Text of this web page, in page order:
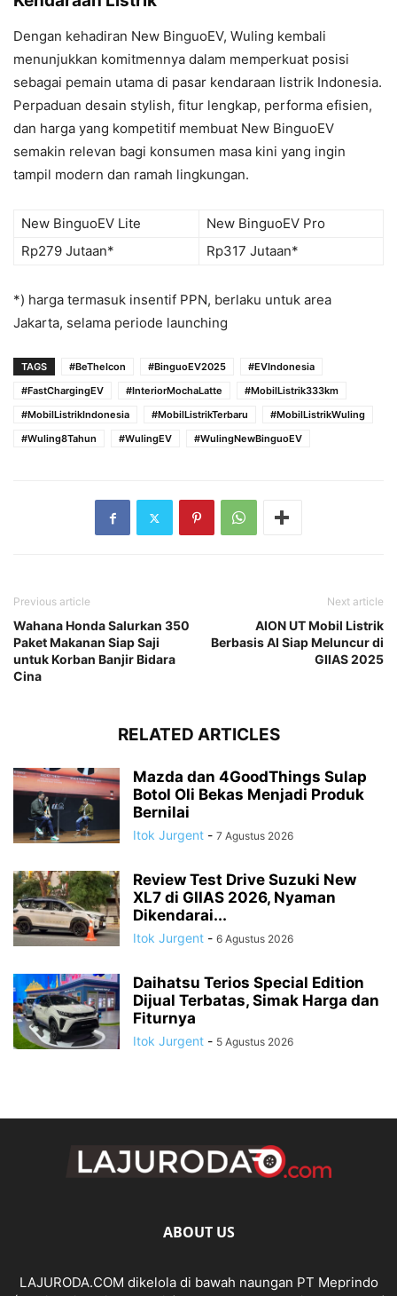
Dengan kehadiran New BinguoEV, Wuling kembali
menunjukkan komitmennya dalam memperkuat posisi
sebagai pemain utama di pasar kendaraan listrik Indonesia.
Perpaduan desain stylish, fitur lengkap, performa efisien,
dan harga yang kompetitif membuat New BinguoEV
semakin relevan bagi konsumen masa kini yang ingin
tampil modern dan ramah lingkungan.
New BinguoEV Lite
New BinguoEV Pro
Rp279 Jutaan*
Rp317 Jutaan*
*) harga termasuk insentif PPN, berlaku untuk area
Jakarta, selama periode launching
TAGS #BeTheIcon #BinguoEV2025
#EVIndonesia
#FastChargingEV
#InteriorMochaLatte
#MobilListrik333km
#MobilListrikIndonesia
#MobilListrikTerbaru
#MobilListrikWuling
#Wuling8Tahun
#WulingEV #WulingNewBinguoEV
Previous article
Wahana Honda Salurkan 350
Paket Makanan Siap Saji
untuk Korban Banjir Bidara
Cina
Next article
AION UT Mobil Listrik
Berbasis AI Siap Meluncur di
GIIAS 2025
RELATED ARTICLES
Mazda dan 4GoodThings Sulap
Botol Oli Bekas Menjadi Produk
Bernilai
Itok Jurgent - 7 Agustus 2026
Review Test Drive Suzuki New
XL7 di GIIAS 2026, Nyaman
Dikendarai...
Itok Jurgent - 6 Agustus 2026
Daihatsu Terios Special Edition
Dijual Terbatas, Simak Harga dan
Fiturnya
Itok Jurgent - 5 Agustus 2026
ABOUT US
LAJURODA.COM dikelola di bawah naungan PT Meprindo